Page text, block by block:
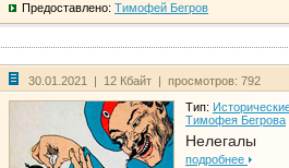
Предоставлено: Тимофей Бегров
30.01.2021 | 12 Кбайт | просмотров: 792
Тип:
Тимофея Бегрова
Нелегалы
подробнее